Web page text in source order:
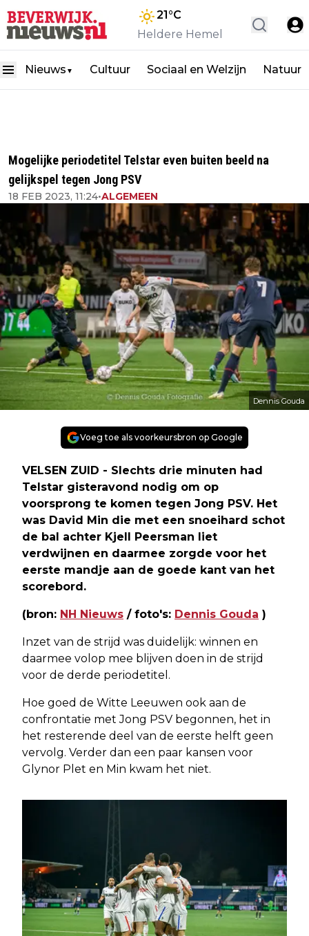
21°C
Heldere Hemel
Nieuws ▼ Cultuur Sociaal en Welzijn Natuur
Mogelijke periodetitel Telstar even buiten beeld na
gelijkspel tegen Jong PSV
18 FEB 2023, 11:24•ALGEMEEN
Dennis Gouda
Voeg toe als voorkeursbron op Google
VELSEN ZUID - Slechts drie minuten had
Telstar gisteravond nodig om op
voorsprong te komen tegen Jong PSV. Het
was David Min die met een snoeihard schot
de bal achter Kjell Peersman liet
verdwijnen en daarmee zorgde voor het
eerste mandje aan de goede kant van het
scorebord.
(bron: NH Nieuws / foto's: Dennis Gouda )
Inzet van de strijd was duidelijk: winnen en
daarmee volop mee blijven doen in de strijd
voor de derde periodetitel.
Hoe goed de Witte Leeuwen ook aan de
confrontatie met Jong PSV begonnen, het in
het resterende deel van de eerste helft geen
vervolg. Verder dan een paar kansen voor
Glynor Plet en Min kwam het niet.